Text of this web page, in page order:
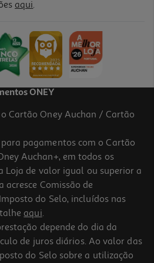
aqui.
ONEY
Cartão Oney Auchan / Cartão
pagamentos com o Cartão
Auchan+, em todos os
Loja de valor igual ou superior a
Comissão de
do Selo, incluídos nas
aqui.
depende do dia da
de juros diários. Ao valor das
do Selo sobre a utilização